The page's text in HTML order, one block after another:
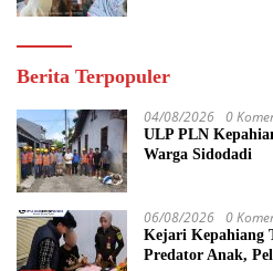
Berita Terpopuler
04/08/2026 0
ULP PLN
Warga Sidodadi
06/08/2026 0
Kejari Kepahiang
Predator Anak,